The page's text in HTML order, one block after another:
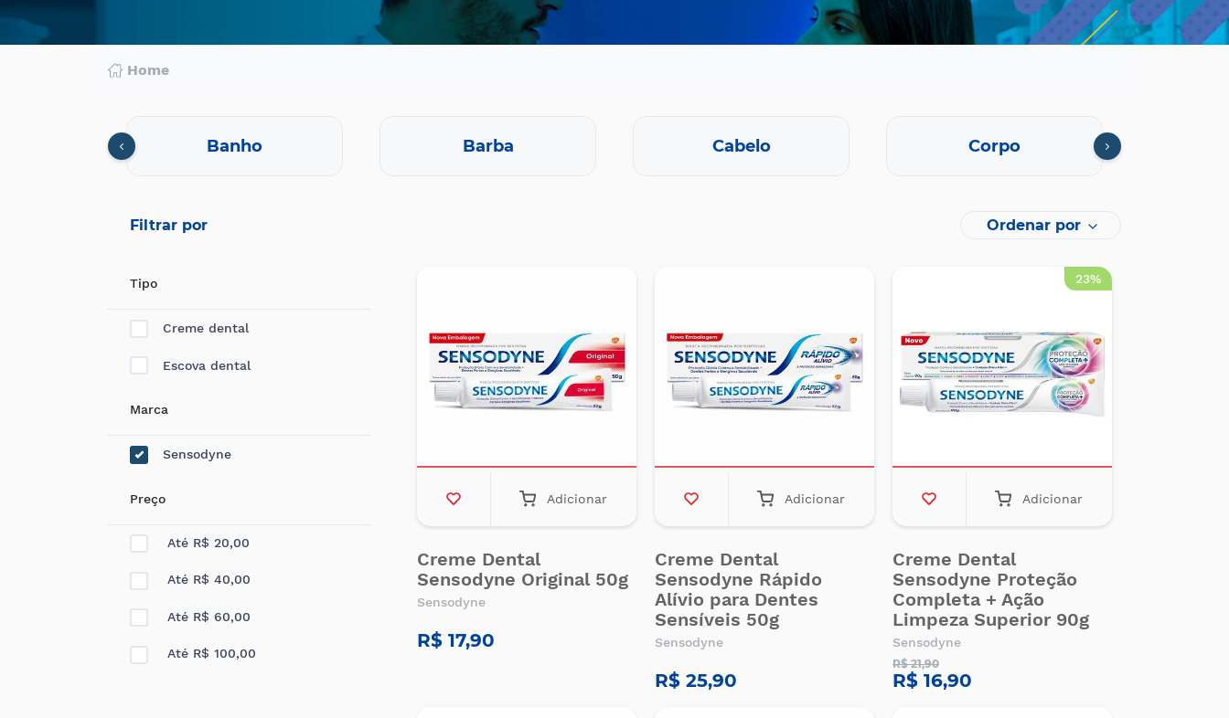
Mercearia
Serviços
Home
Banho Barba Cabelo Corpo
Filtrar por Ordenar por
Tipo
Creme dental
Escova dental
Marca
Sensodyne
Preço
Até R$ 20,00
Até R$ 40,00
Até R$ 60,00
Até R$ 100,00
Adicionar
Creme Dental
Sensodyne Original 50g
Sensodyne
R$ 17,90
Adicionar
Creme Dental
Sensodyne Rápido
Alívio para Dentes
Sensíveis 50g
Sensodyne
R$ 25,90
23%
Adicionar
Creme Dental
Sensodyne Proteção
Completa + Ação
Limpeza Superior 90g
Sensodyne
R$ 21,90
R$ 16,90